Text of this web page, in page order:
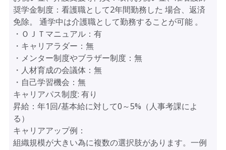
奨学金制度：看護職として2年間勤務した 場合、返済
免除。 通学中は介護職として勤務することが可能 。
・ＯＪＴマニュアル：有
・キャリアラダー：無
・メンター制度やブラザー制度：無
・人材育成の会議体：無
・自己学習機会：無
キャリアパス制度: 有り
昇給：年1回/基本給に対して0～5%（人事考課によ
る）
キャリアアップ例：
組織規模が大きい為に複数の選択肢があります。一例